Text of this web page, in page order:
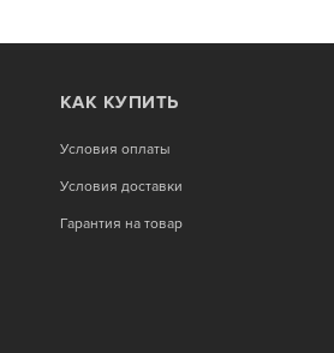
КАК КУПИТЬ
Условия оплаты
Условия доставки
Гарантия на товар